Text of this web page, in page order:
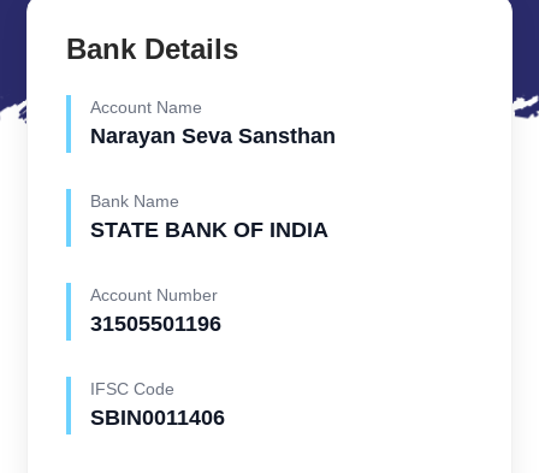
Bank Details
Account Name
Narayan Seva Sansthan
Bank Name
STATE BANK OF INDIA
Account Number
31505501196
IFSC Code
SBIN0011406